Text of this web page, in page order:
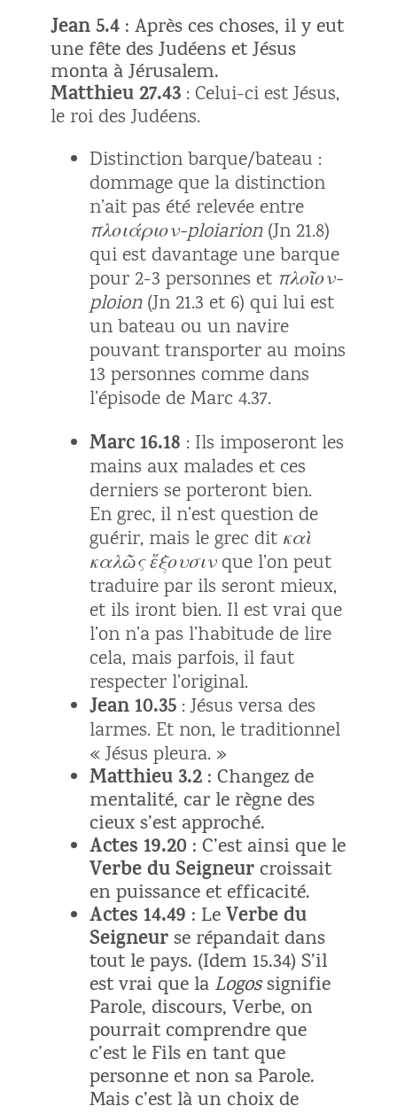
Jean 5.4: Après ces choses, il y eut
une fête des Judéens et Jésus
monta à Jérusalem.
Matthieu 27.43: Celui-ci est Jésus,
le roi des Judéens.
Distinction barque/bateau :
dommage que la distinction
n’ait pas été relevée entre
πλοιάριον-ploiarion(Jn 21.8)
qui est davantage une barque
pour 2-3 personnes et πλοῖον-
ploion(Jn 21.3 et 6) qui lui est
un bateau ou un navire
pouvant transporter au moins
13 personnes comme dans
l’épisode de Marc 4.37.
Marc 16.18 : Ils imposeront les
mains aux malades et ces
derniers se porteront bien.
En grec, il n’est question de
guérir, mais le grec dit καὶ
καλῶς ἕξουσινque l’on peut
traduire par ils seront mieux,
et ils iront bien. Il est vrai que
l’on n’a pas l’habitude de lire
cela, mais parfois, il faut
respecter l’original.
Jean 10.35: Jésus versa des
larmes. Et non, le traditionnel
« Jésus pleura. »
Matthieu 3.2: Changez de
mentalité, car le règne des
cieux s’est approché.
Actes 19.20 : C’est ainsi que le
Verbe du Seigneurcroissait
en puissance et efficacité.
Actes 14.49 : LeVerbe du
Seigneurse répandait dans
tout le pays. (Idem 15.34) S’il
est vrai que la Logossignifie
Parole, discours, Verbe, on
pourrait comprendre que
c’est le Fils en tant que
personne et non sa Parole.
Mais c’est là un choix de